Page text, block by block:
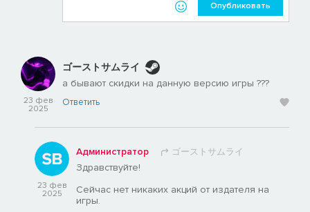
Опубликовать
23 фев
2025
ゴーストサムライ
а бывают скидки на данную версию игры ???
Ответить
23 фев
2025
Администратор ゴーストサムライ
Здравствуйте!
Сейчас нет никаких акций от издателя на
игры.